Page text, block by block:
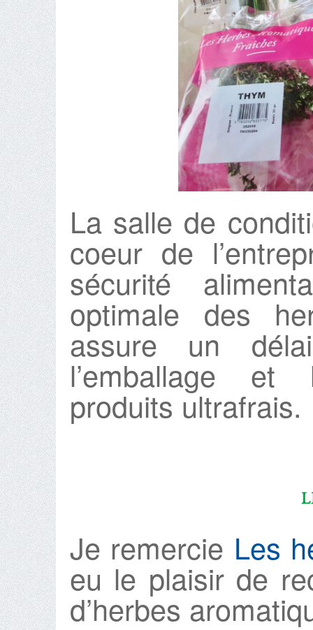
La salle de
coeur de
sécurité
optimale des
assure un
l’emballage et
produits ultrafrais.
Je remercie Les
eu le plaisir de
d’herbes